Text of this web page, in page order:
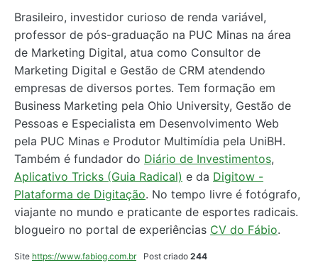
Brasileiro, investidor curioso de renda variável,
professor de pós-graduação na PUC Minas na área
de Marketing Digital, atua como Consultor de
Marketing Digital e Gestão de CRM atendendo
empresas de diversos portes. Tem formação em
Business Marketing pela Ohio University, Gestão de
Pessoas e Especialista em Desenvolvimento Web
pela PUC Minas e Produtor Multimídia pela UniBH.
Também é fundador do Diário de Investimentos,
Aplicativo Tricks (Guia Radical) e da Digitow -
Plataforma de Digitação. No tempo livre é fotógrafo,
viajante no mundo e praticante de esportes radicais.
blogueiro no portal de experiências CV do Fábio.
Site https://www.fabiog.com.br Post criado 244